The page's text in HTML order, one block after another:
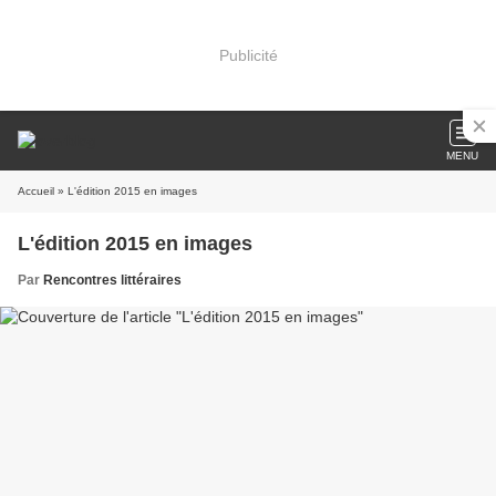
Publicité
MENU
Accueil » L'édition 2015 en images
L'édition 2015 en images
Par Rencontres littéraires